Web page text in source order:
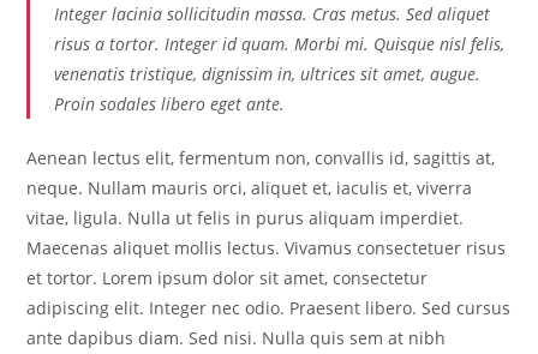
Integer lacinia sollicitudin massa. Cras metus. Sed aliquet
risus a tortor. Integer id quam. Morbi mi. Quisque nisl felis,
venenatis tristique, dignissim in, ultrices sit amet, augue.
Proin sodales libero eget ante.
Aenean lectus elit, fermentum non, convallis id, sagittis at,
neque. Nullam mauris orci, aliquet et, iaculis et, viverra
vitae, ligula. Nulla ut felis in purus aliquam imperdiet.
Maecenas aliquet mollis lectus. Vivamus consectetuer risus
et tortor. Lorem ipsum dolor sit amet, consectetur
adipiscing elit. Integer nec odio. Praesent libero. Sed cursus
ante dapibus diam. Sed nisi. Nulla quis sem at nibh